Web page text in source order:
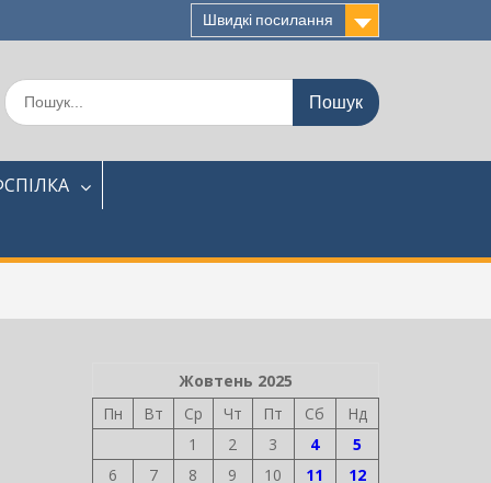
Швидкі посилання
Шукати:
Жовтень 2025
Пн
Вт Ср Чт Пт Сб
Нд
1
2 3 4
5
6
7 8 9 10 11
12